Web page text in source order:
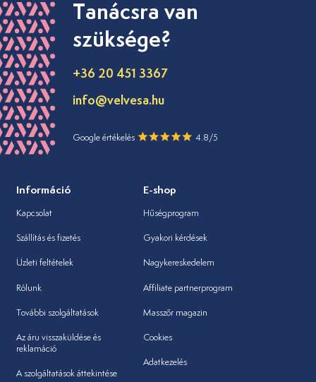
Tanácsra van
szüksége?
+36 20 451 3367
info@velvesa.hu
Google értékelés 4.8/5
Információ
Kapcsolat
Szállítás és fizetés
Üzleti feltételek
Rólunk
További szolgáltatások
Az áru visszaküldése és
reklamáció
A szolgáltatások áttekintése
E-shop
Hűségprogram
Gyakori kérdések
Nagykereskedelem
Affiliate partnerprogram
Masszőr magazin
Cookies
Adatkezelés